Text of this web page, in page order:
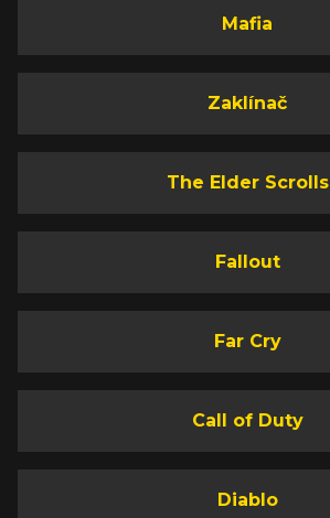
Mafia
Zaklínač
The Elder Scrolls
Fallout
Far Cry
Call of Duty
Diablo